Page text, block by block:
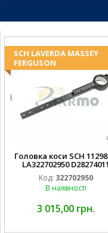
SCH LAVERDA MASSEY
FERGUSON
Головка коси SCH
LA322702950 D28274011
EMNIYET
Код: 322702950
В наявності
3 015,00 грн.